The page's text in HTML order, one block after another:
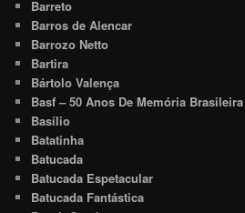
Barreto
Barros de Alencar
Barrozo Netto
Bartira
Bártolo Valença
Basf – 50 Anos De Memória Brasileira
Basílio
Batatinha
Batucada
Batucada Espetacular
Batucada Fantástica